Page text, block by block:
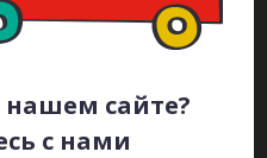
сайте?
с нами
в курсе!